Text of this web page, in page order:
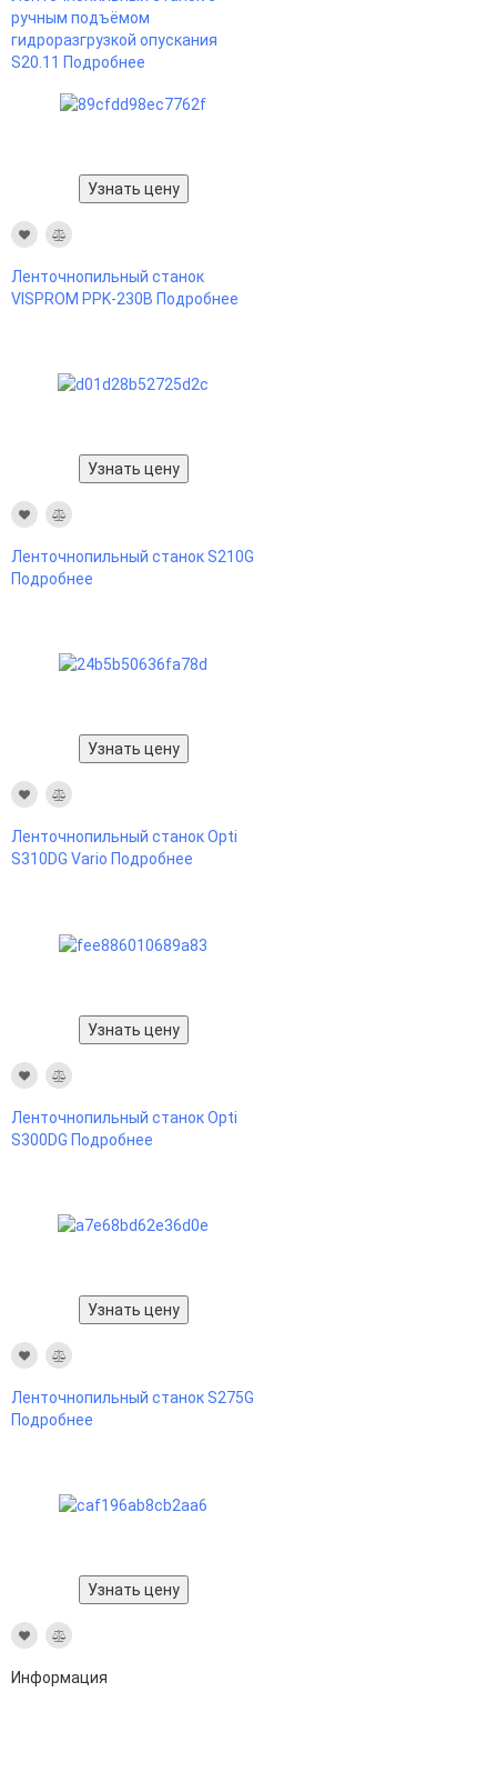
ручным подъёмом
гидроразгрузкой опускания
S20.11 Подробнее
Узнать цену
Ленточнопильный станок
VISPROM PPK-230B Подробнее
Узнать цену
Ленточнопильный станок S210G
Подробнее
Узнать цену
Ленточнопильный станок Opti
S310DG Vario Подробнее
Узнать цену
Ленточнопильный станок Opti
S300DG Подробнее
Узнать цену
Ленточнопильный станок S275G
Подробнее
Узнать цену
Информация